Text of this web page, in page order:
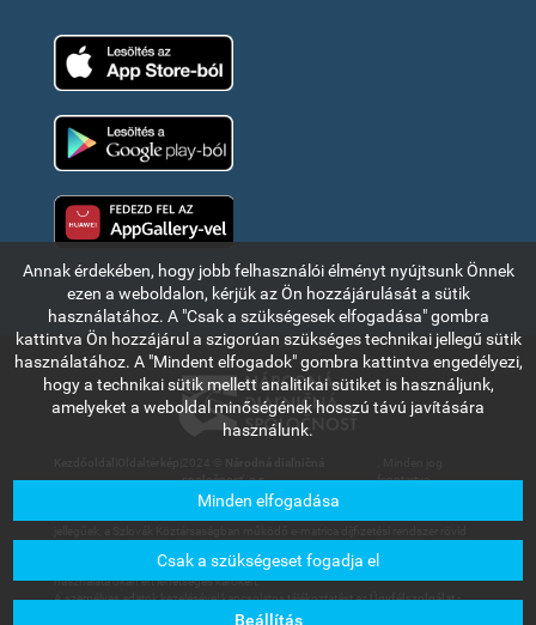
spoločnosť, a.s.
fenntartva.
Az ebben a részben olvasható információk és adatok kizárólag tájékoztató
vállal felelősséget a felhasználókat vagy harmadik személyt az információk
használata okán ért lehetséges károkért.
A személyes adatok kezelésével kapcsolatos tájékoztatást azÜgyfélszolgálat -
menüpont alatt található Általános üzleti feltételek
Annak érdekében, hogy jobb felhasználói élményt nyújtsunk Önnek
ezen a weboldalon, kérjük az Ön hozzájárulását a sütik
használatához. A "Csak a szükségesek elfogadása" gombra
kattintva Ön hozzájárul a szigorúan szükséges technikai jellegű sütik
használatához. A "Mindent elfogadok" gombra kattintva engedélyezi,
hogy a technikai sütik mellett analitikai sütiket is használjunk,
amelyeket a weboldal minőségének hosszú távú javítására
használunk.
Minden elfogadása
Csak a szükségeset fogadja el
Beállítás